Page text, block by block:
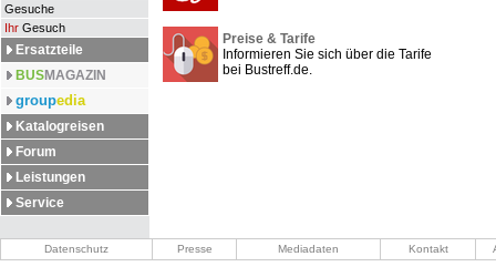
Gesuche
Ihr Gesuch
Ersatzteile
BUSMAGAZIN
groupedia
Katalogreisen
Forum
Leistungen
Service
Preise & Tarife
Informieren Sie sich über die Tarife
bei Bustreff.de.
Datenschutz Presse Mediadaten Kontakt